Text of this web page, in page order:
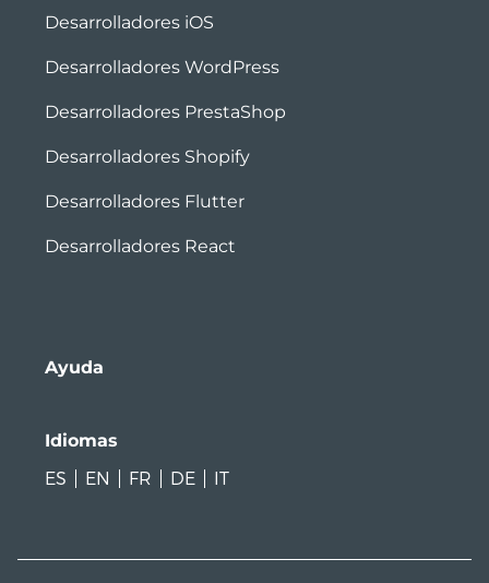
Desarrolladores iOS
Desarrolladores WordPress
Desarrolladores PrestaShop
Desarrolladores Shopify
Desarrolladores Flutter
Desarrolladores React
Ayuda
Idiomas
ES
EN FR DE IT